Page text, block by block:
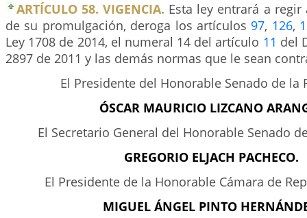
ARTÍCULO 58. VIGENCIA. Esta ley entrará a
de su promulgación, deroga los artículos 97, 126,
Ley 1708 de 2014, el numeral 14 del artículo 11 del
2897 de 2011 y las demás normas que le sean
El Presidente del Honorable Senado de la
ÓSCAR MAURICIO LIZCANO
El Secretario General del Honorable Senado
GREGORIO ELJACH PACHECO.
El Presidente de la Honorable Cámara de
MIGUEL ÁNGEL PINTO